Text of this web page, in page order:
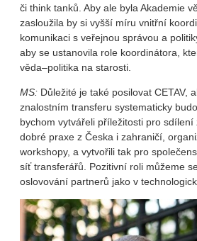
či think tanků. Aby ale byla Akademie
zasloužila by si vyšší míru vnitřní
komunikaci s veřejnou správou a
aby se ustanovila role koordinátora,
věda–politika na starosti.
MS: Důležité je také posilovat CETAV,
znalostním transferu systematicky
bychom vytvářeli příležitosti pro
dobré praxe z Česka i zahraničí,
workshopy, a vytvořili tak pro
síť transferářů. Pozitivní roli můžeme
oslovování partnerů jako v